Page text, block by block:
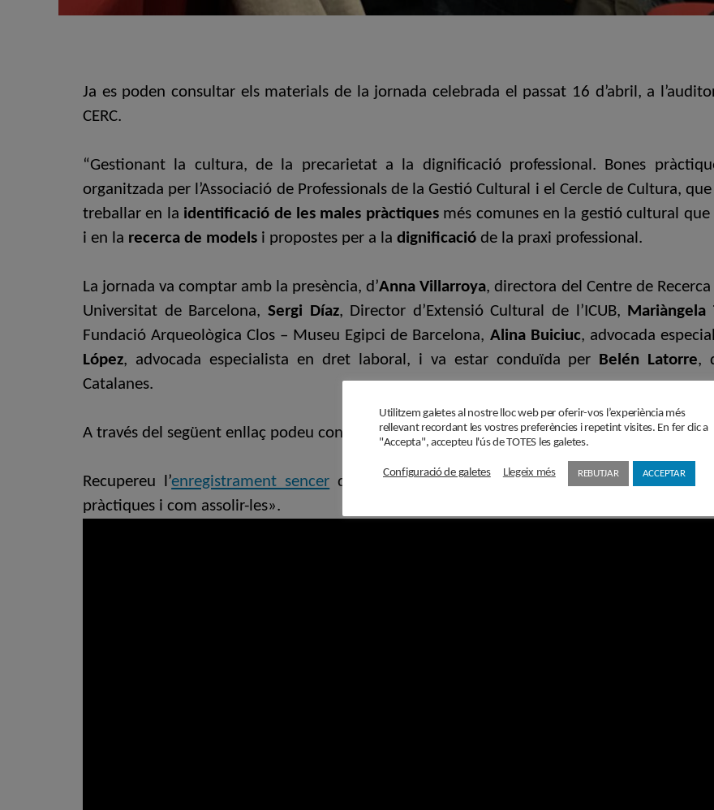
Ja es poden consultar els materials de la jornada celebrada el passat 16 d’abril, a
CERC.
“Gestionant la cultura, de la precarietat a la dignificació professional. Bones
organitzada per l’Associació de Professionals de la Gestió Cultural i el Cercle de Cultura,
treballar en la identificació de les males pràctiquesmés comunes en la gestió cultural
i en la recerca de models i propostes per a la dignificació de la praxi professional.
La jornada va comptar amb la presència, d’Anna Villarroya, directora del Centre de
Universitat de Barcelona, Sergi Díaz, Director d’Extensió Cultural de l’ICUB, Mariàngela
Fundació Arqueològica Clos – Museu Egipci de Barcelona, Alina Buiciuc, advocada
López, advocada especialista en dret laboral, i va estar conduïda per Belén Latorre,
Catalanes.
A través del següent enllaç podeu consultar larelatoria de la jornada, elaborada per Jaume
Recupereu l’enregistrament sencer de la jornada «Gestionant la cultura, de la
pràctiques i com assolir-les».
Utilitzem galetes al nostre lloc web per oferir-vos l’experiència més
rellevant recordant les vostres preferències i repetint visites. En fer clic a
"Accepta", accepteu l'ús de TOTES les galetes.
Configuració de galetes Llegeix més REBUTJAR ACCEPTAR